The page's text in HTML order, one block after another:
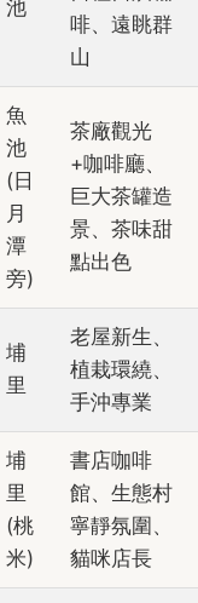
池
啡、遠眺群
山
魚
池
(日
月
潭
旁)
茶廠觀光
+咖啡廳、
巨大茶罐造
景、茶味甜
點出色
埔
里
老屋新生、
植栽環繞、
手沖專業
埔
里
(桃
米)
書店咖啡
館、生態村
寧靜氛圍、
貓咪店長